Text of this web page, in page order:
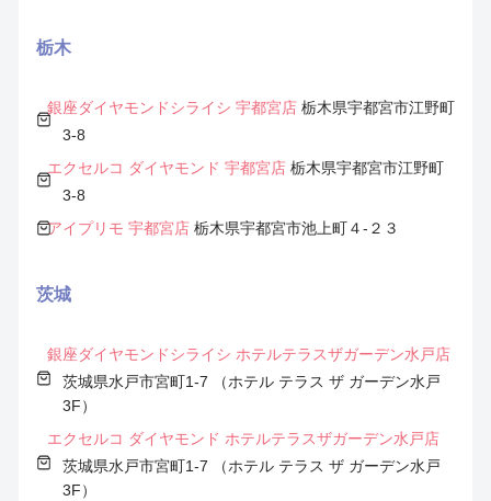
栃木
銀座ダイヤモンドシライシ 宇都宮店 栃木県宇都宮市江野町
3-8
エクセルコ ダイヤモンド 宇都宮店 栃木県宇都宮市江野町
3-8
アイプリモ 宇都宮店 栃木県宇都宮市池上町４-２３
茨城
銀座ダイヤモンドシライシ ホテルテラスザガーデン水戸店
茨城県水戸市宮町1-7 （ホテル テラス ザ ガーデン水戸
3F）
エクセルコ ダイヤモンド ホテルテラスザガーデン水戸店
茨城県水戸市宮町1-7 （ホテル テラス ザ ガーデン水戸
3F）